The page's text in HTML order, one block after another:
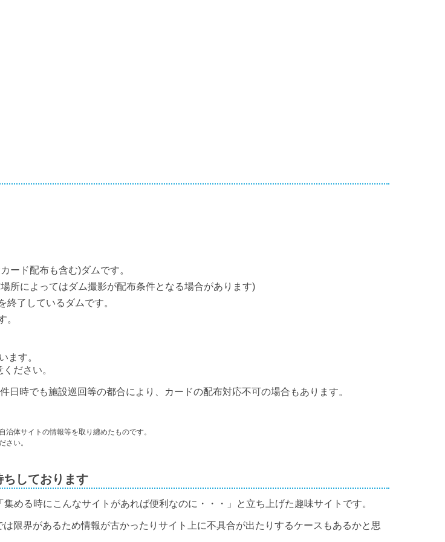
ード配布も含む)ダムです。
所によってはダム撮影が配布条件となる場合があります)
了しているダムです。
。
ます。
ださい。
時でも施設巡回等の都合により、カードの配布対応不可の場合もあります。
治体サイトの情報等を取り纏めたものです。
さい。
ちしております
める時にこんなサイトがあれば便利なのに・・・」と立ち上げた趣味サイトです。
限界があるため情報が古かったりサイト上に不具合が出たりするケースもあるかと思